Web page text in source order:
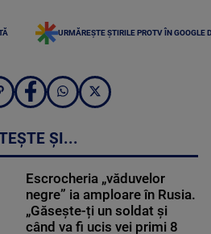
URMĂREȘTE ȘTIRILE PROTV ÎN GOOGLE
ȘI...
Escrocheria „văduvelor
negre” ia amploare în Rusia.
„Găsește-ți un soldat și
când va fi ucis vei primi 8